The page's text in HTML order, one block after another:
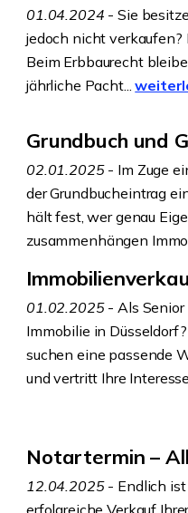
01.04.2024 - Sie
jedoch nicht verkaufen?
Beim Erbbaurecht
jährliche Pacht...
Grundbuch und
02.01.2025- Im Zuge
der Grundbucheintrag
hält fest, wer genau
zusammenhängen
01.02.2025- Als Senior
Immobilie in
suchen eine passende
und vertritt Ihre
Notartermin –
12.04.2025- Endlich ist
erfolgreiche Verkauf